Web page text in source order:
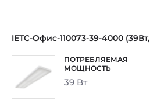
IETC-Офис-110073-39-4000
39 Вт